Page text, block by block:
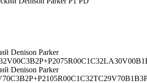
Denison Parker
Denison Parker